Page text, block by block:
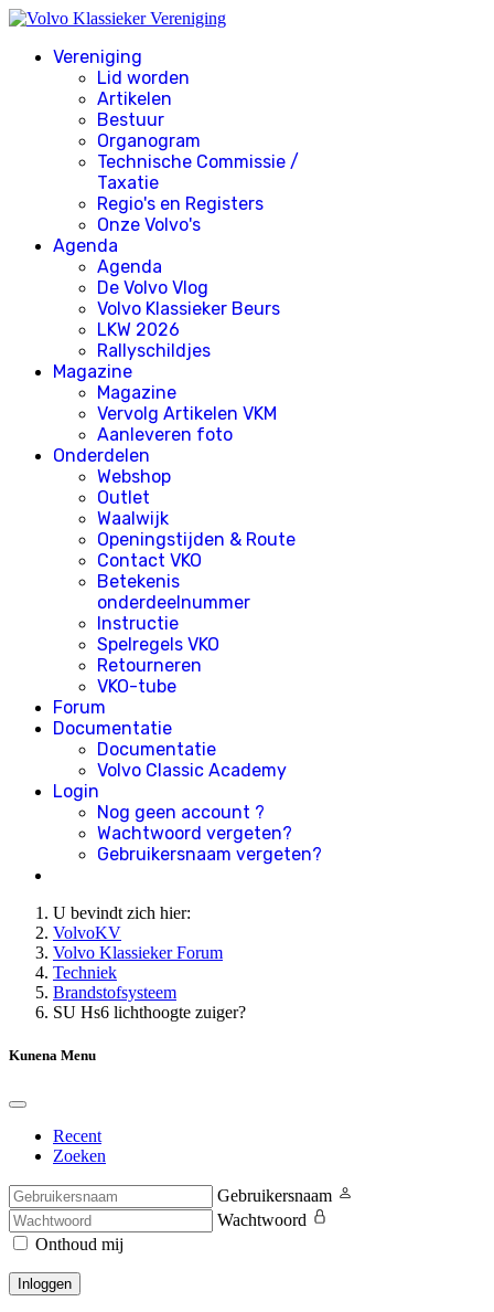
Vereniging
Lid worden
Artikelen
Bestuur
Organogram
Technische Commissie /
Taxatie
Regio's en Registers
Onze Volvo's
Agenda
Agenda
De Volvo Vlog
Volvo Klassieker Beurs
LKW 2026
Rallyschildjes
Magazine
Magazine
Vervolg Artikelen VKM
Aanleveren foto
Onderdelen
Webshop
Outlet
Waalwijk
Openingstijden & Route
Contact VKO
Betekenis
onderdeelnummer
Instructie
Spelregels VKO
Retourneren
VKO-tube
Forum
Documentatie
Documentatie
Volvo Classic Academy
Login
Nog geen account ?
Wachtwoord vergeten?
Gebruikersnaam vergeten?
U bevindt zich hier:
VolvoKV
Volvo Klassieker Forum
Techniek
Brandstofsysteem
SU Hs6 lichthoogte zuiger?
Kunena Menu
Recent
Zoeken
Gebruikersnaam
Wachtwoord
Onthoud mij
Inloggen